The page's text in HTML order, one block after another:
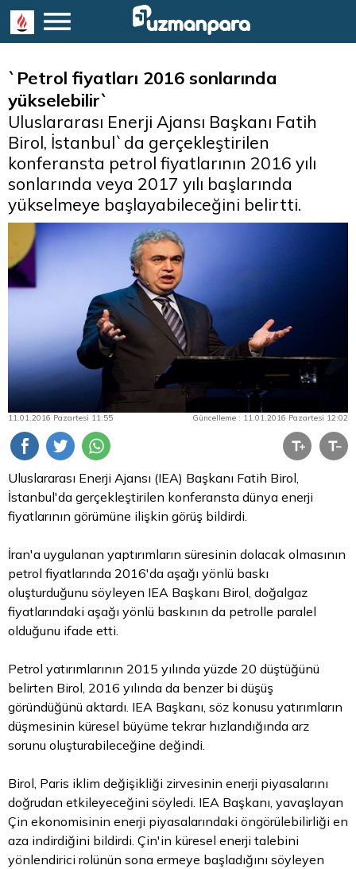
`Petrol fiyatları 2016 sonlarında
yükselebilir`
Uluslararası Enerji Ajansı Başkanı Fatih
Birol, İstanbul`da gerçekleştirilen
konferansta petrol fiyatlarının 2016 yılı
sonlarında veya 2017 yılı başlarında
yükselmeye başlayabileceğini belirtti.
11.01.2016 Pazartesi 11:55 Güncelleme : 11.01.2016 Pazartesi 12:02
Uluslararası Enerji Ajansı (IEA) Başkanı Fatih Birol,
İstanbul'da gerçekleştirilen konferansta dünya enerji
fiyatlarının görümüne ilişkin görüş bildirdi.
İran'a uygulanan yaptırımların süresinin dolacak olmasının
petrol fiyatlarında 2016'da aşağı yönlü baskı
oluşturduğunu söyleyen IEA Başkanı Birol, doğalgaz
fiyatlarındaki aşağı yönlü baskının da petrolle paralel
olduğunu ifade etti.
Petrol yatırımlarının 2015 yılında yüzde 20 düştüğünü
belirten Birol, 2016 yılında da benzer bi düşüş
göründüğünü aktardı. IEA Başkanı, söz konusu yatırımların
düşmesinin küresel büyüme tekrar hızlandığında arz
sorunu oluşturabileceğine değindi.
Birol, Paris iklim değişikliği zirvesinin enerji piyasalarını
doğrudan etkileyeceğini söyledi. IEA Başkanı, yavaşlayan
Çin ekonomisinin enerji piyasalarındaki öngörülebilirliği en
aza indirdiğini bildirdi. Çin'in küresel enerji talebini
yönlendirici rolünün sona ermeye başladığını söyleyen